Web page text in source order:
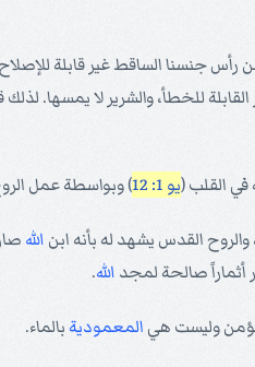
جنسنا الساقط غير قابلة
القابلة للخطأ، والشرير لا يمسها. لذلك
في القلب (يو 1: 12 ) وبواسطة عمل
والروح القدس يشهد له بأنه ابن الله
صالحة لمجد الله.
وليست هي المعموديةبالماء.